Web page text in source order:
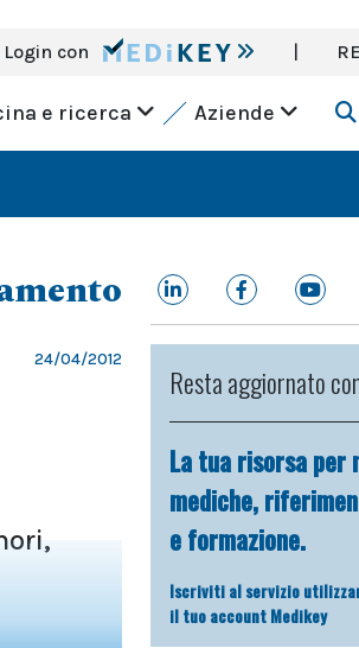
Login con |
e ricerca Aziende
24/04/2012
Resta aggiornato
La tua risorsa per
mediche,
e formazione.
Iscriviti al servizio
il tuo account Medikey